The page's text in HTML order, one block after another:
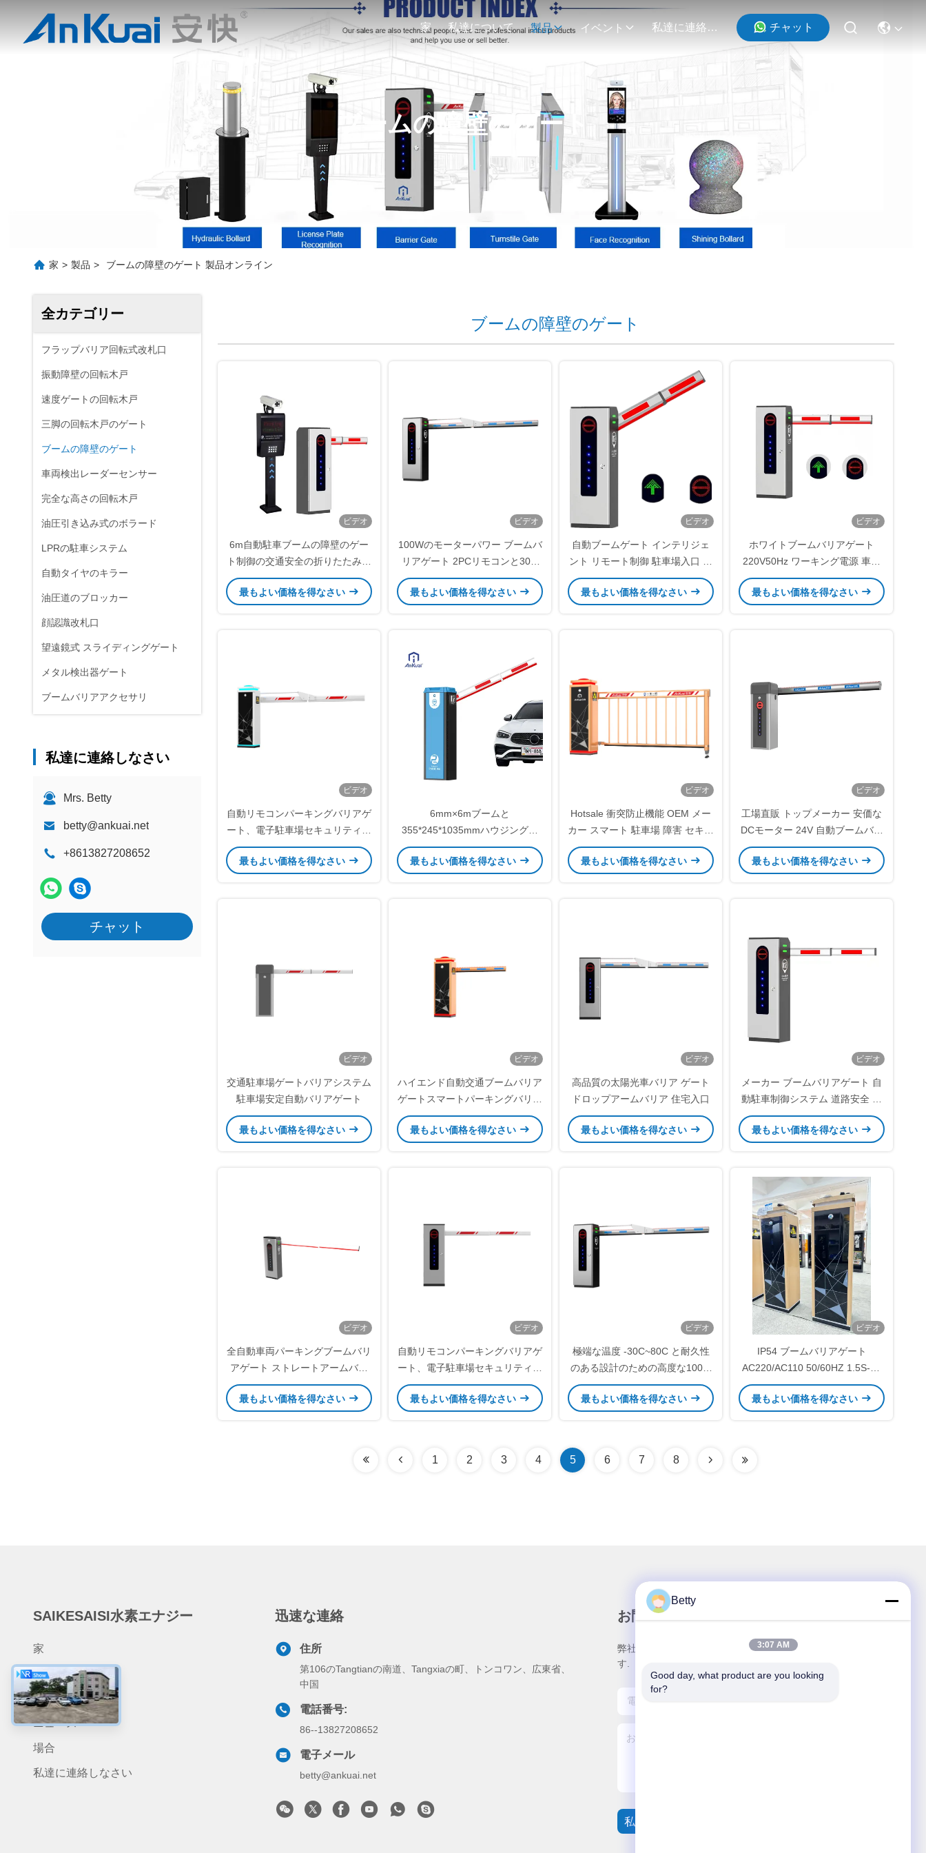
家 私達について 製品 イベント 私達に連絡しなさい チャット
ブームの障壁のゲート
家 > 製品 > ブームの障壁のゲート 製品オンライン
全カテゴリー
フラップバリア回転式改札口
振動障壁の回転木戸
速度ゲートの回転木戸
三脚の回転木戸のゲート
ブームの障壁のゲート
車両検出レーダーセンサー
完全な高さの回転木戸
油圧引き込み式のボラード
LPRの駐車システム
自動タイヤのキラー
油圧道のブロッカー
顔認識改札口
望遠鏡式 スライディングゲート
メタル検出器ゲート
ブームバリアアクセサリ
私達に連絡しなさい
Mrs. Betty
betty@ankuai.net
+8613827208652
チャット
ブームの障壁のゲート
ビデオ
6m自動駐車ブームの障壁のゲー
ト制御の交通安全の折りたたみの
腕の障壁
最もよい価格を得なさい
ビデオ
100Wのモーターパワー ブームバ
リアゲート 2PCリモコンと30m
のリモコン距離を備えています
駐車場のセキュリティのために理
最もよい価格を得なさい
ビデオ
自動ブームゲート インテリジェ
ント リモート制御 駐車場入口 ガ
レージ 駐車場
最もよい価格を得なさい
ビデオ
ホワイトブームバリアゲート
220V50Hz ワーキング電源 車両
アクセス管理のための理想的なバ
リアゲートソリューション
最もよい価格を得なさい
ビデオ
自動リモコンパーキングバリアゲ
ート、電子駐車場セキュリティバ
リア
最もよい価格を得なさい
6mm×6mブームと
355*245*1035mmハウジング、
AC110～220V+10%電源の自動バ
リゲート
最もよい価格を得なさい
ビデオ
Hotsale 衝突防止機能 OEM メー
カー スマート 駐車場 障害 セキュ
リティ 障害 ゲート 料金 ゲート
最もよい価格を得なさい
ビデオ
工場直販 トップメーカー 安価な
DCモーター 24V 自動ブームバリ
ア 駐車場バリア 交通バリア ゲー
ト
最もよい価格を得なさい
ビデオ
交通駐車場ゲートバリアシステム
駐車場安定自動バリアゲート
最もよい価格を得なさい
ビデオ
ハイエンド自動交通ブームバリア
ゲートスマートパーキングバリア
オペレーター
最もよい価格を得なさい
ビデオ
高品質の太陽光車バリア ゲート
ドロップアームバリア 住宅入口
最もよい価格を得なさい
ビデオ
メーカー ブームバリアゲート 自
動駐車制御システム 道路安全 折
りたたむ腕 交通バリアゲート
最もよい価格を得なさい
ビデオ
全自動車両パーキングブームバリ
アゲート ストレートアームバリ
ア 駐車場と道路用
最もよい価格を得なさい
ビデオ
自動リモコンパーキングバリアゲ
ート、電子駐車場セキュリティバ
リア
最もよい価格を得なさい
ビデオ
極端な温度 -30C~80C と耐久性
のある設計のための高度な100W
モーターパワー自動ブームバリア
最もよい価格を得なさい
ビデオ
IP54 ブームバリアゲート
AC220/AC110 50/60HZ 1.5S-6S
制御アクセスとリモコン制御距離
≤30Mの開閉時間
最もよい価格を得なさい
1 2 3 4 5 6 7 8
SAIKESAISI水素エナジー
家
製品
私達について
ニュース
場合
私達に連絡しなさい
迅速な連絡
住所
第106のTangtianの南道、Tangxiaの町、トンコワン、広東省、
中国
電話番号:
86--13827208652
電子メール
betty@ankuai.net
お問い合わせ
弊社製品についてのお問い合わせは、こちらで受付しておりま
す.
私達に連絡しなさい
Betty
3:07 AM
Good day, what product are you looking
for?